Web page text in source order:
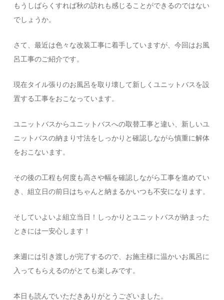
もうしばらくすれば秋の訪れも感じることができるのではない
でしょうか。
さて、最近は色々な改装工事に着手していますが、今回はお風
呂工事のご紹介です。
現在タイル張りのお風呂を取り壊して新しくユニットバスを設
置する工事をおこなっています。
ユニットバスからユニットバスへの取替工事と違い、新しいユ
ニットバスの納まり寸法をしっかりと確認しながら慎重に解体
をおこないます。
その後の工程も何度も高さや幅を確認しながら工事を進めてい
き、組立日の前日はちゃんと納まるかいつも不安になります。
そしていよいよ組立当日！しっかりとユニットバスが納まった
ときには一安心します！
来週には引き渡しが完了するので、お施主様に温かいお風呂に
入ってもらえるのがとても楽しみです。
本日も読んでいただきありがとうございました。